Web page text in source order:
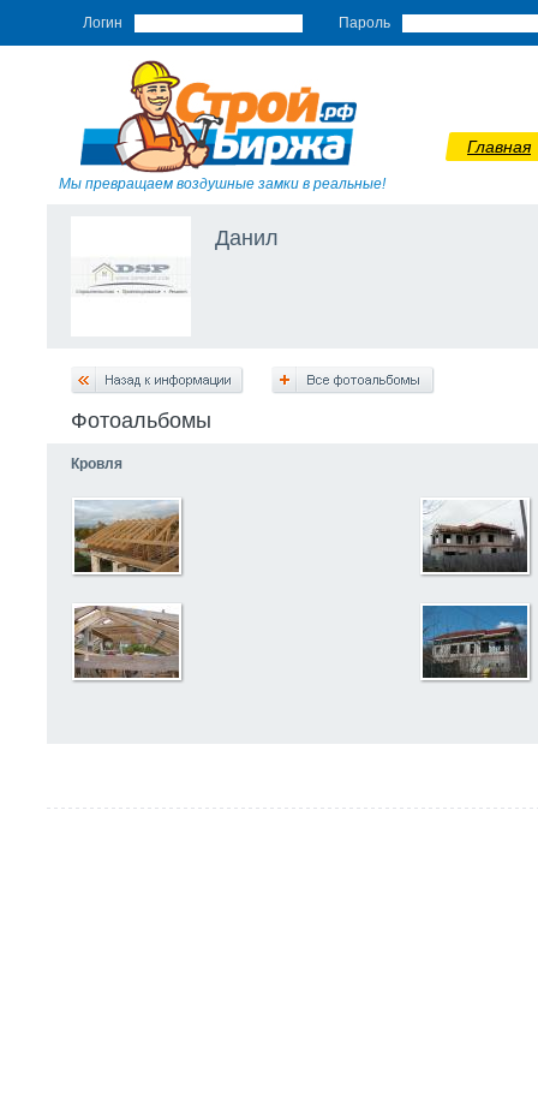
Логин Пароль
Мы превращаем воздушные замки в реальные!
Главная
Данил
Фотоальбомы
Кровля